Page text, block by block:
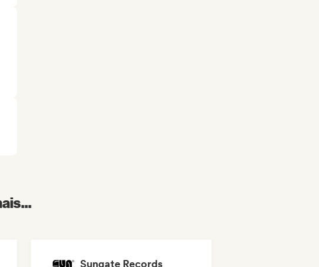
Sungate Records